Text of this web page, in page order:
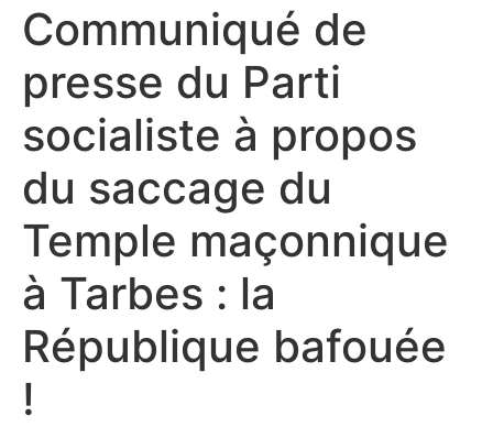
Communiqué de
presse du Parti
socialiste à propos
du saccage du
Temple maçonnique
à Tarbes : la
République bafouée
!